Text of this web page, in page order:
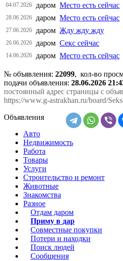
04.07.2026 даром Место есть сейчас
28.06.2026 даром Место есть сейчас
27.06.2026 даром Жду жду жду
26.06.2026 даром Секс сейчас
14.06.2026 даром Место есть сейчас
№ объявления: 22099, кол-во
подачи объявления: 28.06.2026
постоянный адрес страницы с
https://www.g-astrakhan.ru/board/
Объявления
Авто
Недвижимость
Работа
Товары
Услуги
Строительство и ремонт
Животные
Знакомства
Разное
Отдам даром
Приму в дар
Совместные покупки
Потери и находки
Поиск людей
Сообщения